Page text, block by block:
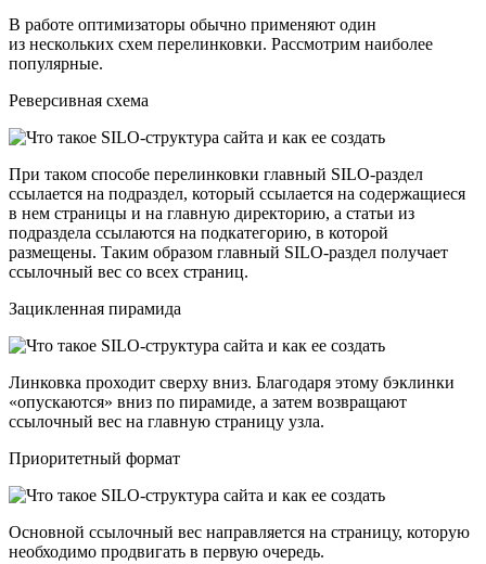
В работе оптимизаторы обычно применяют один
из нескольких схем перелинковки. Рассмотрим наиболее
популярные.
Реверсивная схема
При таком способе перелинковки главный SILO-раздел
ссылается на подраздел, который ссылается на содержащиеся
в нем страницы и на главную директорию, а статьи из
подраздела ссылаются на подкатегорию, в которой
размещены. Таким образом главный SILO-раздел получает
ссылочный вес со всех страниц.
Зацикленная пирамида
Линковка проходит сверху вниз. Благодаря этому бэклинки
«опускаются» вниз по пирамиде, а затем возвращают
ссылочный вес на главную страницу узла.
Приоритетный формат
Основной ссылочный вес направляется на страницу, которую
необходимо продвигать в первую очередь.